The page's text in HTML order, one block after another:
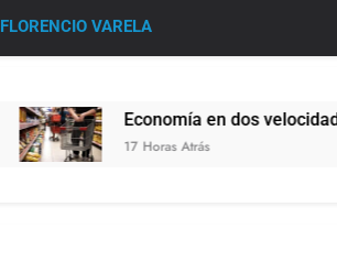
FLORENCIO VARELA
Economía en dos velocidades
17 Horas Atrás